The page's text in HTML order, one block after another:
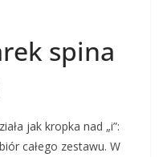
spina
jak kropka nad „i”:
całego zestawu. W